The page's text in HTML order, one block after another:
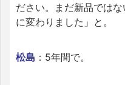
ださい。まだ新品では
に変わりました」と。
松島 ：5年間で。